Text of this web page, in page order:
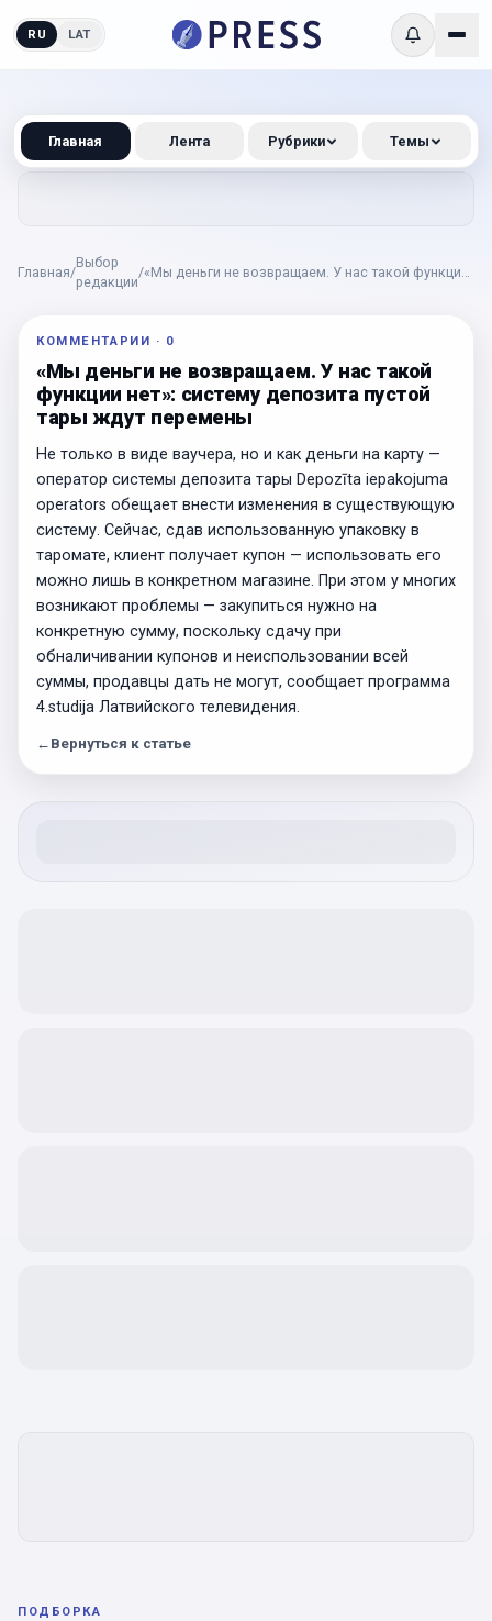
RU LAT
Главная/
Выбор
редакции
/«Мы деньги не возвращаем. У нас такой функции
КОММЕНТАРИИ · 0
«Мы деньги не возвращаем. У нас такой
функции нет»: систему депозита пустой
тары ждут перемены
Не только в виде ваучера, но и как деньги на карту —
оператор системы депозита тары Depozīta iepakojuma
operators обещает внести изменения в существующую
систему. Сейчас, сдав использованную упаковку в
таромате, клиент получает купон — использовать его
можно лишь в конкретном магазине. При этом у многих
возникают проблемы — закупиться нужно на
конкретную сумму, поскольку сдачу при
обналичивании купонов и неиспользовании всей
суммы, продавцы дать не могут, сообщает программа
4.studija Латвийского телевидения.
← Вернуться к статье
ПОДБОРКА
Главная Лента Рубрики Темы